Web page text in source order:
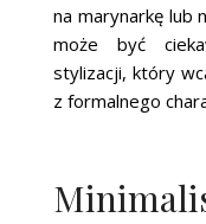
na marynarkę lub
może być
stylizacji, który
z formalnego